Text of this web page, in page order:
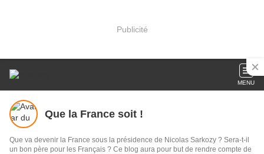
Publicité
MENU
Que la France soit !
Que va devenir la France sous la présidence de Nicolas Sarkozy ? Sera-t-il
un bon père pour les Français ? Ce blog aura pour but de rendre compte de